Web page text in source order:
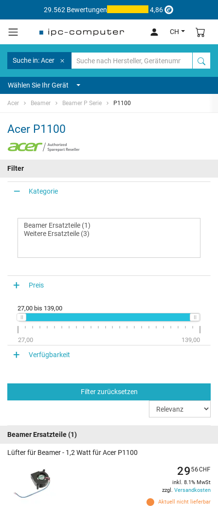
29.562 Bewertungen 4,86
CH
Suche in: Acer
Wählen Sie Ihr Gerät
Acer Beamer Beamer P Serie P1100
Acer P1100
Filter
Kategorie
Preis
27,00 bis 139,00
27,00 139,00
Verfügbarkeit
Filter zurücksetzen
Beamer Ersatzteile(1)
Lüfter für Beamer - 1,2 Watt für Acer P1100
Aktuell nicht lieferbar
2956CHF
inkl. 8.1% MwSt
zzgl. Versandkosten